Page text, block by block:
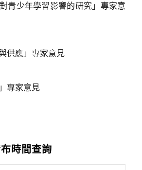
青少年學習影響的研究」專家意
供應」專家意見
專家意見
時間查詢